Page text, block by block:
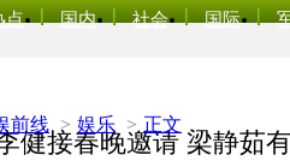
点 国内 社会 国际
前线 > 娱乐 > 正文
健接春晚邀请 梁静茹